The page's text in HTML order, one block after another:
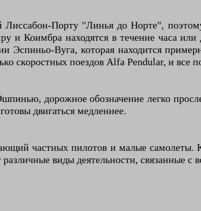
Порту "Линья до Норте",
и Коимбра находятся в течение часа
Эспиньо-Вуга, которая находится
скоростных поездов Alfa Pendular, и все
дорожное обозначение легко
двигаться медленнее.
частных пилотов и малые самолеты.
виды деятельности, связанные с